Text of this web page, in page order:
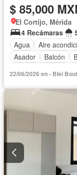
$ 85,000
El Cortijo, Mérida
4 Recámaras
Agua
Aire
Asador
Balcón
Cuarto
Electricidad
Sala polivalente
Permite niños
22/06/2026 en - Blei